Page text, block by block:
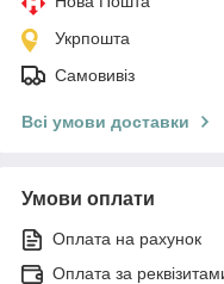
Укрпошта
Самовивіз
Всі умови доставки
Умови оплати
Оплата на рахунок
Оплата за